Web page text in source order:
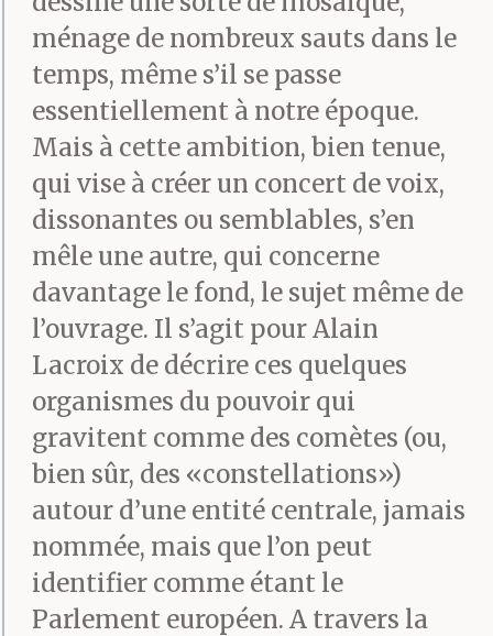
ménage de nombreux sauts dans le
temps, même s’il se passe
essentiellement à notre époque.
Mais à cette ambition, bien tenue,
qui vise à créer un concert de voix,
dissonantes ou semblables, s’en
mêle une autre, qui concerne
davantage le fond, le sujet même de
l’ouvrage. Il s’agit pour Alain
Lacroix de décrire ces quelques
organismes du pouvoir qui
gravitent comme des comètes (ou,
bien sûr, des «constellations»)
autour d’une entité centrale, jamais
nommée, mais que l’on peut
identifier comme étant le
Parlement européen. A travers la